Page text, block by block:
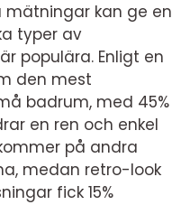
kan ge en
typer av
populära. Enligt en
den mest
badrum, med 45%
en ren och enkel
på andra
medan retro-look
fick 15%